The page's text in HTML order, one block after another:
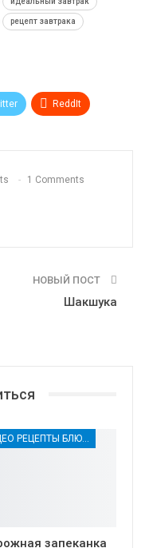
рецепт завтрака
ReddIt
1 Comments
НОВЫЙ ПОСТ
Шакшука
ВИДЕО РЕЦЕПТЫ БЛЮД НА ЗАВТРАК
запеканка